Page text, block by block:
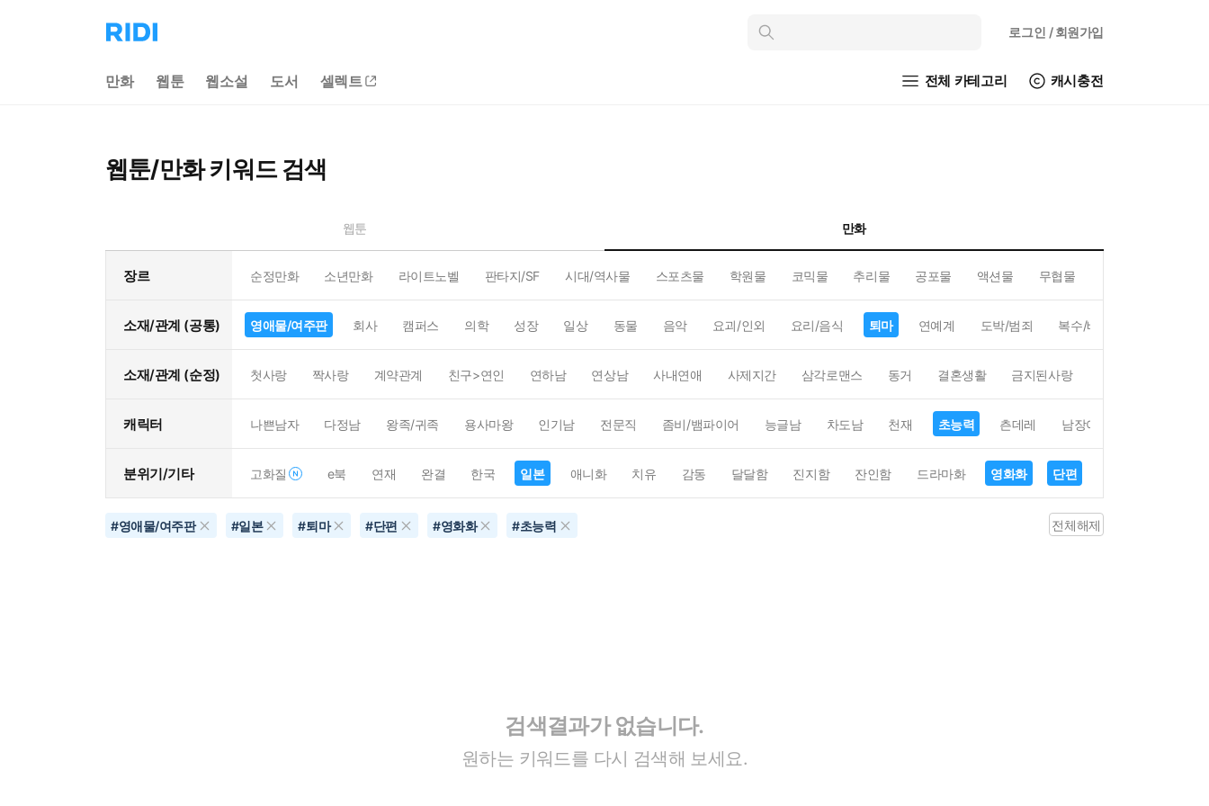
리
디
으
인
로그인 / 회원가입
만화 웹툰 웹소설 도서 셀렉트 전체 카테고리 캐시충전
웹툰/만화 키워드 검색
웹툰 만화
장르 순정만화 소년만화 라이트노벨 판타지/SF 시대/역사물 스포츠물 학원물 코믹물 추리물 공포물 액션물 무협물
소재/관계 (공통) 영애물/여주판 회사 캠퍼스 의학 성장 일상 동물 음악 요괴/인외 요리/음식 퇴마 연예계 도박/범죄 복수/배신
소재/관계 (순정) 첫사랑 짝사랑 계약관계 친구>연인 연하남 연상남 사내연애 사제지간 삼각로맨스 동거 결혼생활 금지된사랑
캐릭터 나쁜남자 다정남 왕족/귀족 용사마왕 인기남 전문직 좀비/뱀파이어 능글남 차도남 천재 초능력 츤데레 남장여자
분위기/기타 고화질 e북 연재 완결 한국 일본 애니화 치유 감동 달달함 진지함 잔인함 드라마화 영화화 단편
#영애물/여주판 #일본 #퇴마 #단편 #영화화 #초능력 전체해제
검색결과가 없습니다.
원하는 키워드를 다시 검색해 보세요.